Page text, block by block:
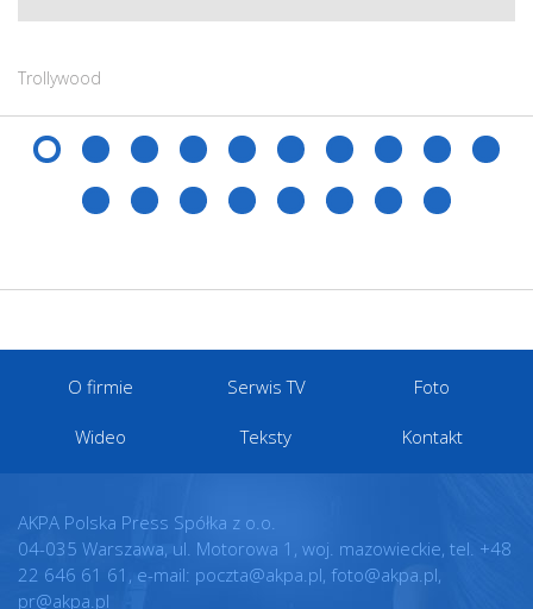
Trollywood
O firmie Serwis TV Foto
Wideo Teksty Kontakt
AKPA Polska Press Spółka z o.o.
04-035 Warszawa, ul. Motorowa 1, woj. mazowieckie, tel. +48
22 646 61 61, e-mail: poczta@akpa.pl, foto@akpa.pl,
pr@akpa.pl